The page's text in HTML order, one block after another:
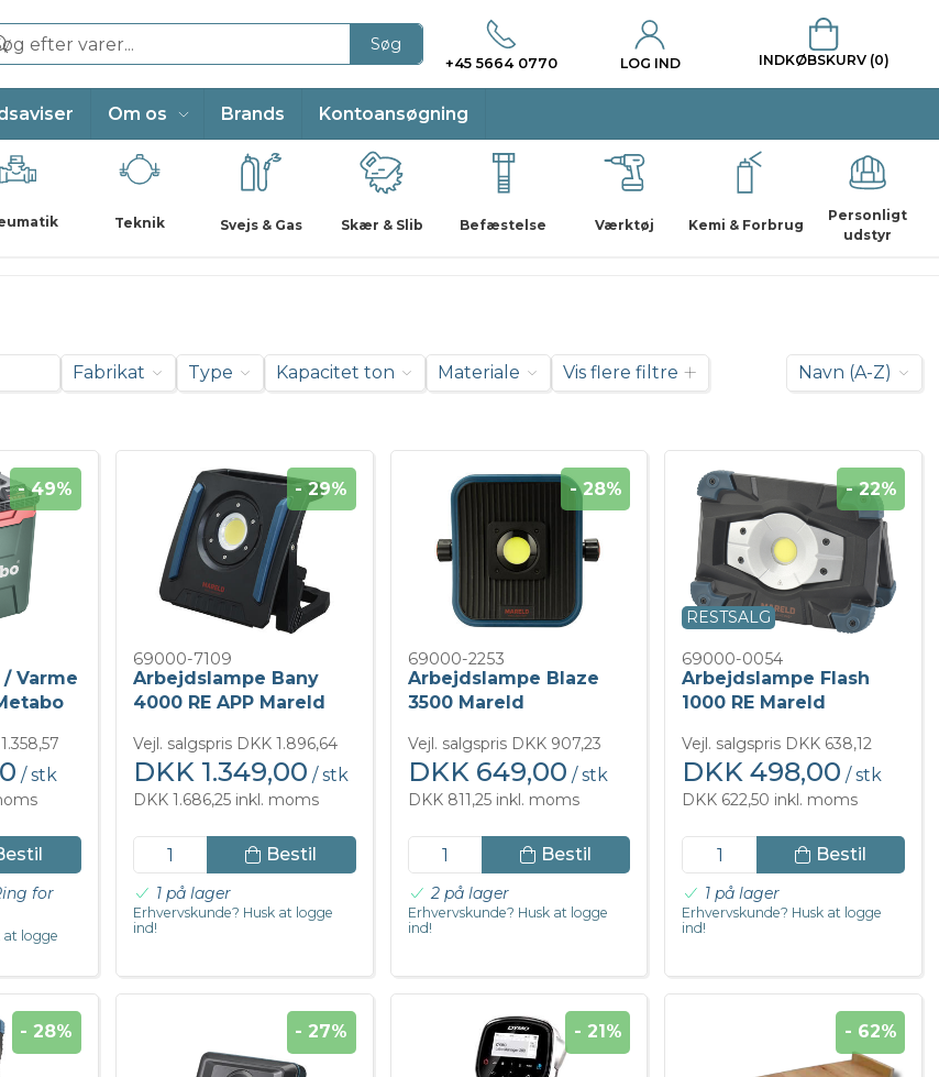
Søg
+45 5664 0770 LOG IND INDKØBSKURV (0)
Om os Brands Kontoansøgning
Teknik Svejs & Gas Skær & Slib Befæstelse Værktøj Kemi & Forbrug
Personligt
udstyr
Fabrikat Type Kapacitet ton Materiale Vis flere filtre Navn (A-Z)
- 49%
Varme
/ stk
for
at logge
- 29%
69000-7109
Arbejdslampe Bany
4000 RE APP Mareld
Vejl. salgspris DKK 1.896,64
DKK 1.349,00 / stk
DKK 1.686,25 inkl. moms
Bestil
1 på lager
Erhvervskunde? Husk at logge
ind!
- 28%
69000-2253
Arbejdslampe Blaze
3500 Mareld
Vejl. salgspris DKK 907,23
DKK 649,00 / stk
DKK 811,25 inkl. moms
Bestil
2 på lager
Erhvervskunde? Husk at logge
ind!
RESTSALG
- 22%
69000-0054
Arbejdslampe Flash
1000 RE Mareld
Vejl. salgspris DKK 638,12
DKK 498,00 / stk
DKK 622,50 inkl. moms
Bestil
1 på lager
Erhvervskunde? Husk at logge
ind!
- 28% - 27% - 21% - 62%